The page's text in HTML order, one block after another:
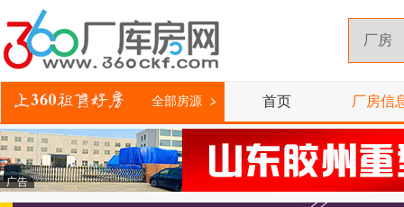
全部房源 首页 厂房信
广告